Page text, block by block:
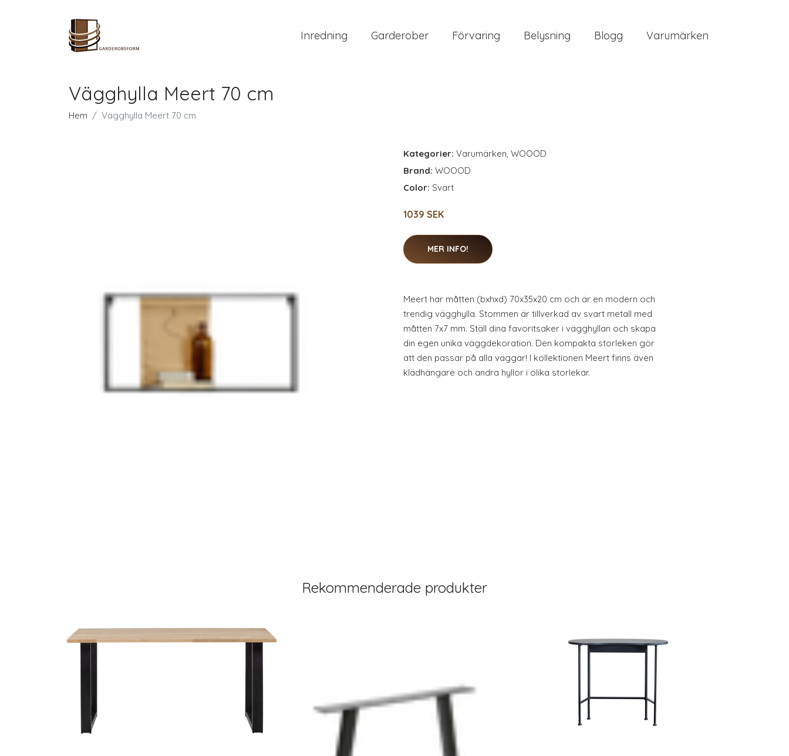
Inredning Garderober Förvaring Belysning Blogg Varumärken
Vägghylla Meert 70 cm
Hem Vägghylla Meert 70 cm
Kategorier: Varumärken, WOOOD
Brand: WOOOD
Color: Svart
1039 SEK
MER INFO!
Meert har måtten (bxhxd) 70x35x20 cm och är en modern och
trendig vägghylla. Stommen är tillverkad av svart metall med
måtten 7x7 mm. Ställ dina favoritsaker i vägghyllan och skapa
din egen unika väggdekoration. Den kompakta storleken gör
att den passar på alla väggar! I kollektionen Meert finns även
klädhängare och andra hyllor i olika storlekar.
Rekommenderade produkter